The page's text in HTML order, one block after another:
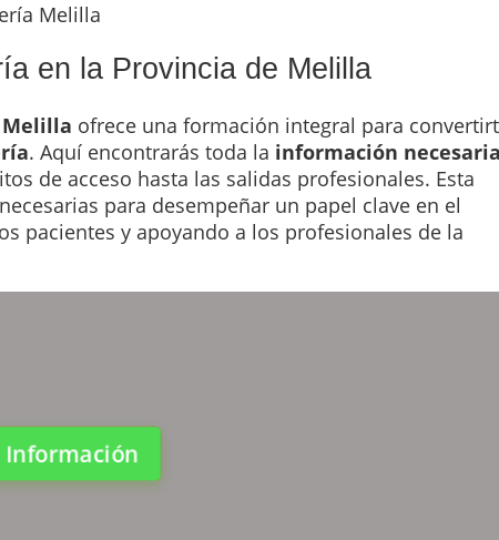
Melilla
en la Provincia de Melilla
Melilla ofrece una formación integral para
. Aquí encontrarás toda la información
de acceso hasta las salidas profesionales. Esta
para desempeñar un papel clave en el
pacientes y apoyando a los profesionales de la
Información